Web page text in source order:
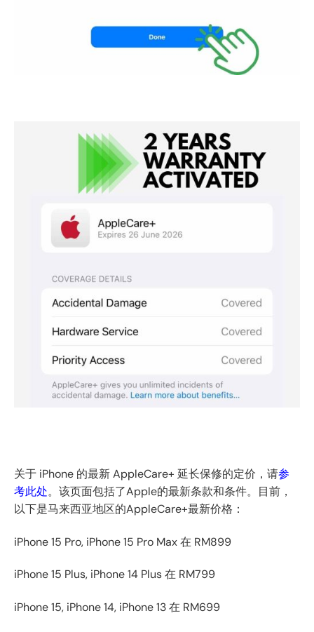
关于 iPhone 的最新 AppleCare+ 延长保修的定价，请参
考此处。该页面包括了Apple的最新条款和条件。目前，
以下是马来西亚地区的AppleCare+最新价格：
iPhone 15 Pro, iPhone 15 Pro Max 在 RM899
iPhone 15 Plus, iPhone 14 Plus 在 RM799
iPhone 15, iPhone 14, iPhone 13 在 RM699